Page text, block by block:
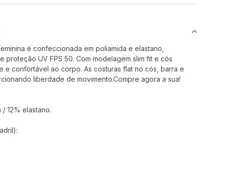
é confeccionada em poliamida e elastano,
UV FPS 50. Com modelagem slim fit e cós
e confortável ao corpo. As costuras flat no cós, barra e
liberdade de movimento.Compre agora a sua!
12% elastano.